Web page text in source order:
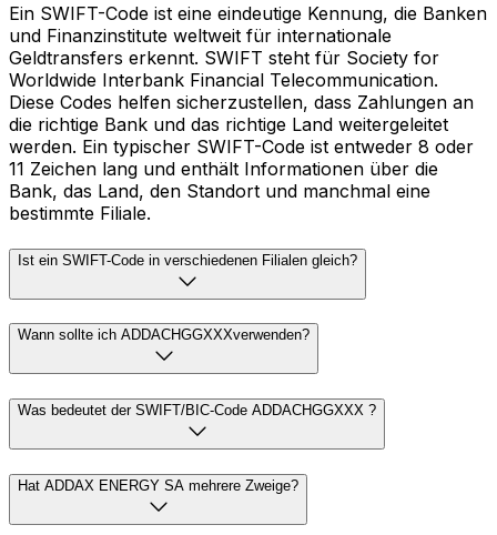
Ein SWIFT-Code ist eine eindeutige Kennung, die Banken
und Finanzinstitute weltweit für internationale
Geldtransfers erkennt. SWIFT steht für Society for
Worldwide Interbank Financial Telecommunication.
Diese Codes helfen sicherzustellen, dass Zahlungen an
die richtige Bank und das richtige Land weitergeleitet
werden. Ein typischer SWIFT-Code ist entweder 8 oder
11 Zeichen lang und enthält Informationen über die
Bank, das Land, den Standort und manchmal eine
bestimmte Filiale.
Ist ein SWIFT-Code in verschiedenen Filialen gleich?
Wann sollte ich ADDACHGGXXXverwenden?
Was bedeutet der SWIFT/BIC-Code ADDACHGGXXX ?
Hat ADDAX ENERGY SA mehrere Zweige?